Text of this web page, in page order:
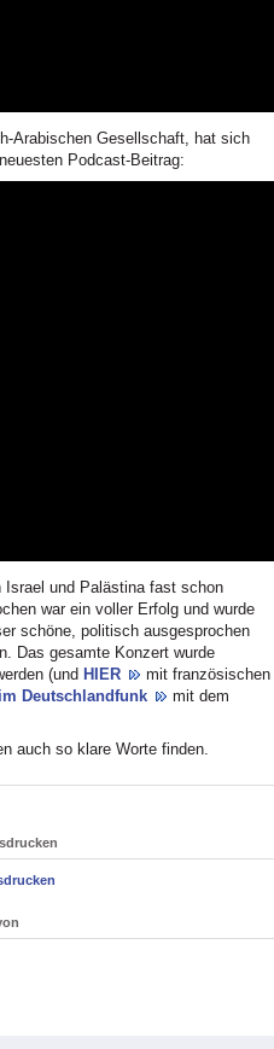
Arabischen Gesellschaft, hat sich
Podcast-Beitrag:
und Palästina fast schon
war ein voller Erfolg und wurde
schöne, politisch ausgesprochen
Das gesamte Konzert wurde
(und HIER
mit französischen
Deutschlandfunk
mit dem
auch so klare Worte finden.